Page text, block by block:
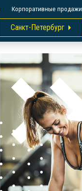
Корпоративные продажи
Санкт-Петербург